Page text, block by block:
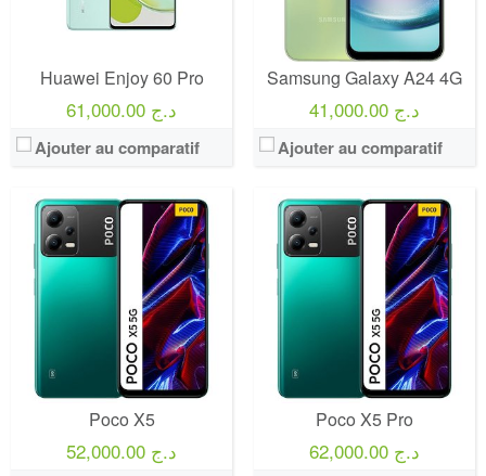
Huawei Enjoy 60 Pro
61,000.00 د.ج
Ajouter au comparatif
Samsung Galaxy A24 4G
41,000.00 د.ج
Ajouter au comparatif
Poco X5
52,000.00 د.ج
Poco X5 Pro
62,000.00 د.ج